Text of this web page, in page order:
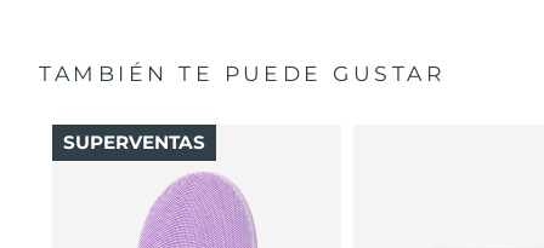
TAMBIÉN TE PUEDE GUSTAR
SUPERVENTAS